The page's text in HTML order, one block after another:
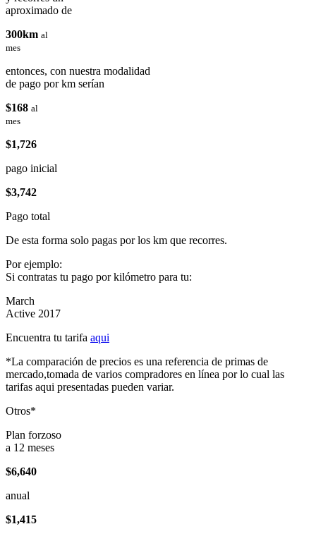
aproximado de
300km al
mes
entonces, con nuestra modalidad
de pago por km serían
$168 al
mes
$1,726
pago inicial
$3,742
Pago total
De esta forma solo pagas por los km que recorres.
Por ejemplo:
Si contratas tu pago por kilómetro para tu:
March
Active 2017
Encuentra tu tarifa aqui
*La comparación de precios es una referencia de primas de
mercado,tomada de varios compradores en línea por lo cual las
tarifas aqui presentadas pueden variar.
Otros*
Plan forzoso
a 12 meses
$6,640
anual
$1,415